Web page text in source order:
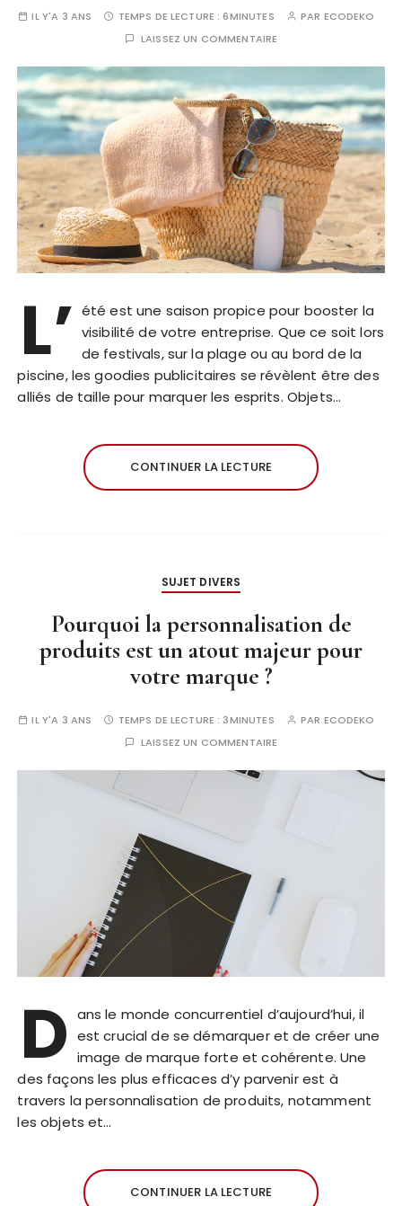
IL Y'A 3 ANS TEMPS DE LECTURE :6MINUTES PAR ECODEKO
LAISSEZ UN COMMENTAIRE
L’ été est une saison propice pour booster la
visibilité de votre entreprise. Que ce soit lors
de festivals, sur la plage ou au bord de la
piscine, les goodies publicitaires se révèlent être des
alliés de taille pour marquer les esprits. Objets…
CONTINUER LA LECTURE
SUJET DIVERS
Pourquoi la personnalisation de
produits est un atout majeur pour
votre marque ?
IL Y'A 3 ANS TEMPS DE LECTURE : 3MINUTES PAR ECODEKO
LAISSEZ UN COMMENTAIRE
D ans le monde concurrentiel d’aujourd’hui, il
est crucial de se démarquer et de créer une
image de marque forte et cohérente. Une
des façons les plus efficaces d’y parvenir est à
travers la personnalisation de produits, notamment
les objets et…
CONTINUER LA LECTURE